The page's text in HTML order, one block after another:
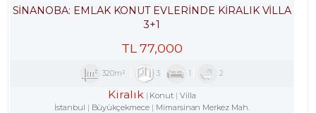
SİNANOBA: EMLAK KONUT EVLERINDE KİRALIK VİLLA
3+1
TL 77,000
320m² 3 1 2
Kiralık Konut
Villa
İstanbul
Büyükçekmece Mimarsinan Merkez Mah.